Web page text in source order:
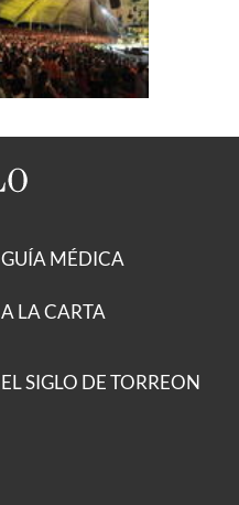
GUÍA MÉDICA
A LA CARTA
EL SIGLO DE TORREON